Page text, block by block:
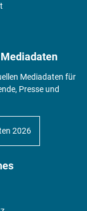
Mediadaten für
Presse und
2026